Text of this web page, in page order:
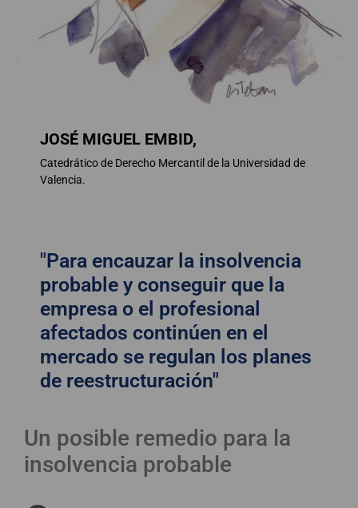
JOSÉ MIGUEL EMBID,
Catedrático de Derecho Mercantil de la Universidad de
Valencia.
"Para encauzar la insolvencia
probable y conseguir que la
empresa o el profesional
afectados continúen en el
mercado se regulan los planes
de reestructuración"
Un posible remedio para la
insolvencia probable